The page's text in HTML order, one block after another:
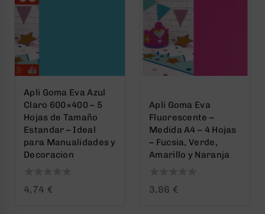
Apli Goma Eva Azul
Claro 600×400 – 5
Hojas de Tamaño
Estandar – Ideal
para Manualidades y
Decoracion
0
4,74 €
Apli Goma Eva
Fluorescente –
Medida A4 – 4 Hojas
– Fucsia, Verde,
Amarillo y Naranja
0
3,86 €